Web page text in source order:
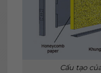
Cấu tạo